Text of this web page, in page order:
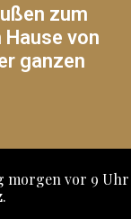
zum
von
ganzen
vor 9 Uhr